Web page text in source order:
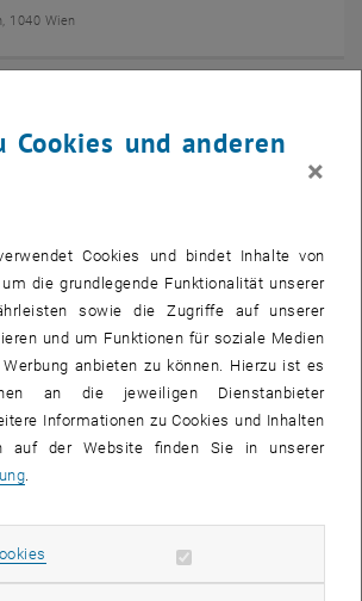
1040 Wien
JULI 26 JULI 26
1040 Wien
Session mit Dekan Prof. Dr. Wolfgang
28 Juli 2026
28
JULI 26
16:00-bis
17:00
Online, via Zoom
Cookies und anderen
×
Cookies und bindet Inhalte von
die grundlegende Funktionalität unserer
sowie die Zugriffe auf unserer
und um Funktionen für soziale Medien
anbieten zu können. Hierzu ist es
an die jeweiligen Dienstanbieter
Informationen zu Cookies und Inhalten
auf der Website finden Sie in unserer
Erforderliche Cookies zulassen